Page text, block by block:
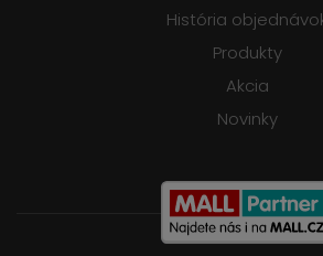
História
Produkty
Akcia
Novinky